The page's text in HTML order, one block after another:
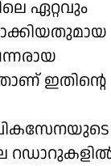
ഏറ്റവും
ഇതിന്റെ